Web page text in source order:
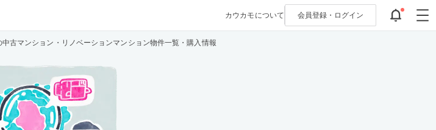
カウカモについて 会員登録・ ログイン
古マンション・リノベーションマンション物件一覧・購入情報